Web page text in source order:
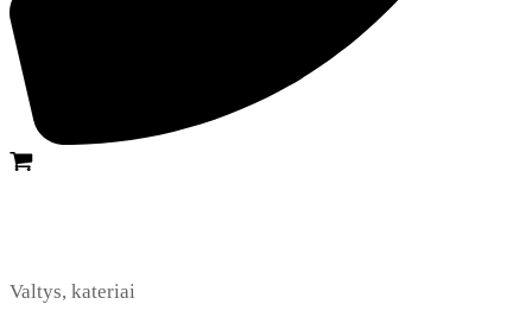
Valtys, kateriai